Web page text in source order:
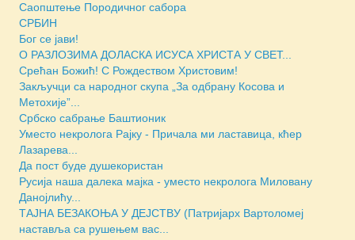
Саопштење Породичног сабора
СРБИН
Бог се јави!
O РАЗЛОЗИМА ДОЛАСКА ИСУСА ХРИСТА У СВЕТ...
Срећан Божић! С Рождеством Христовим!
Закључци са народног скупа „За одбрану Косова и
Метохије”...
Србско сабрање Баштионик
Уместо некролога Рајку - Причала ми ластавица, кћер
Лазаревa...
Да пост буде душекористан
Русија наша далека мајка - уместо некролога Миловану
Данојлићу...
ТАЈНА БЕЗАКОЊА У ДЕЈСТВУ (Патријарх Вартоломеј
наставља са рушењем вас...